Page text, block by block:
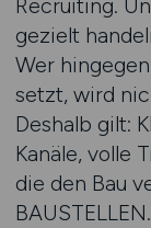
Recruiting.
gezielt
Wer
setzt, wird
Deshalb gilt:
Kanäle, volle
die den Bau